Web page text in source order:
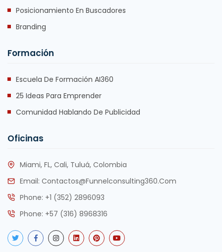
Posicionamiento En Buscadores
Branding
Formación
Escuela De Formación AI360
25 Ideas Para Emprender
Comunidad Hablando De Publicidad
Oficinas
Miami, FL, Cali, Tuluá, Colombia
Email: Contactos@funnelconsulting360.com
Phone: +1 (352) 2896093
Phone: +57 (316) 8968316